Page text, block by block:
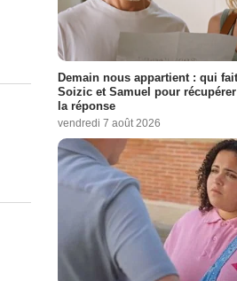
Demain nous appartient : qui
Soizic et Samuel pour
la réponse
vendredi 7 août 2026